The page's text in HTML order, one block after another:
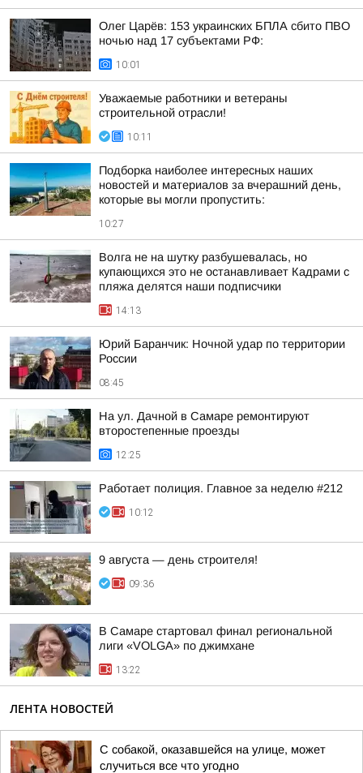
Олег Царёв: 153 украинских БПЛА сбито ПВО
ночью над 17 субъектами РФ:
10:01
Уважаемые работники и ветераны
строительной отрасли!
10:11
Подборка наиболее интересных наших
новостей и материалов за вчерашний день,
которые вы могли пропустить:
10:27
Волга не на шутку разбушевалась, но
купающихся это не останавливает Кадрами с
пляжа делятся наши подписчики
14:13
Юрий Баранчик: Ночной удар по территории
России
08:45
На ул. Дачной в Самаре ремонтируют
второстепенные проезды
12:25
Работает полиция. Главное за неделю #212
10:12
9 августа — день строителя!
09:36
В Самаре стартовал финал региональной
лиги «VOLGA» по джимхане
13:22
ЛЕНТА НОВОСТЕЙ
С собакой, оказавшейся на улице, может
случиться все что угодно